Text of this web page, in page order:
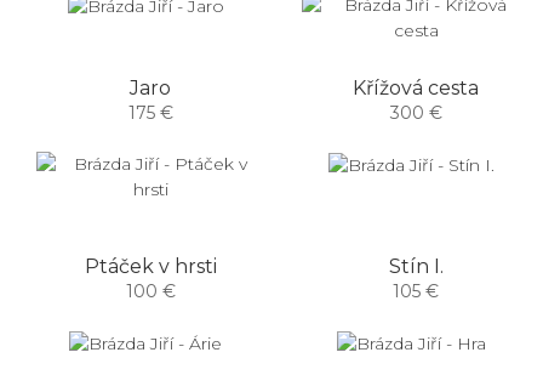
Jaro
175 €
Křížová cesta
300 €
Ptáček v hrsti
100 €
Stín I.
105 €